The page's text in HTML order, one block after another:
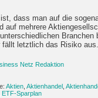
dass man auf die
auf mehrere
fällt letztlich das Risiko aus.
Netz Redaktion
Aktien, Aktienhandel ,
ETF-Sparplan